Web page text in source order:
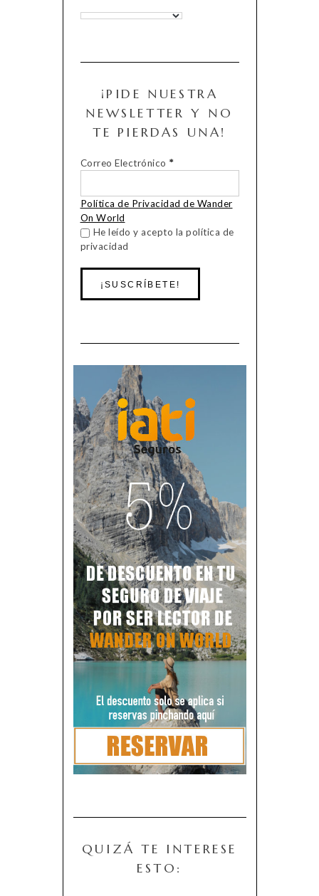
¡PIDE NUESTRA
NEWSLETTER Y NO
TE PIERDAS UNA!
Correo Electrónico *
Política de Privacidad de Wander
On World
He leído y acepto la política de
privacidad
QUIZÁ TE INTERESE
ESTO: